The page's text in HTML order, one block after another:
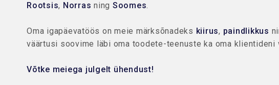
Rootsis, Norras ning Soomes.
Oma igapäevatöös on meie märksõnadeks kiirus, paindlikkus
väärtusi soovime läbi oma toodete-teenuste ka oma klientideni
Võtke meiega julgelt ühendust!